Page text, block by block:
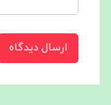
ارسال دیدگاه